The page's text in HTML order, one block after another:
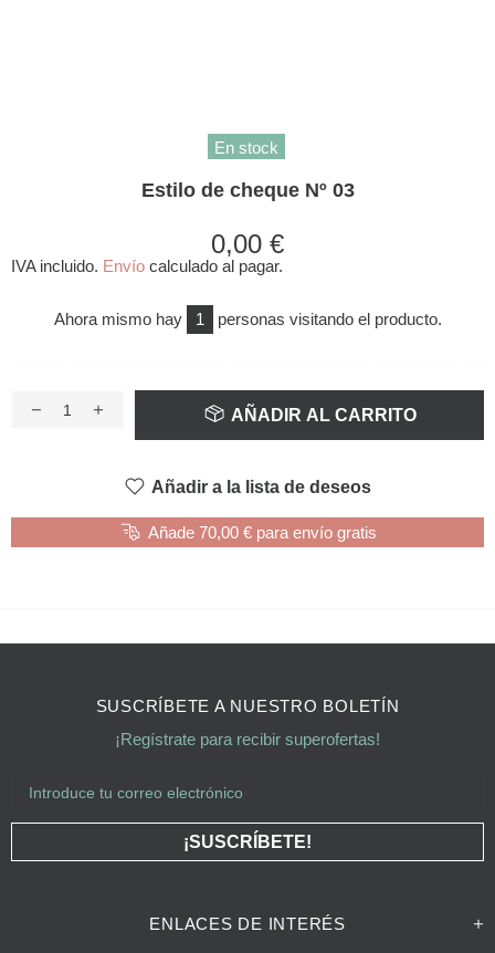
En stock
Estilo de cheque Nº 03
0,00 €
IVA incluido. Envío calculado al pagar.
Ahora mismo hay 1 personas visitando el producto.
AÑADIR AL CARRITO
Añadir a la lista de deseos
Añade 70,00 € para envío gratis
ENLACES DE INTERÉS
SUSCRÍBETE A NUESTRO BOLETÍN
¡Regístrate para recibir superofertas!